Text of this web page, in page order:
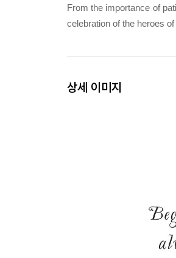
From the importance of
celebration of the heroes
상세 이미지